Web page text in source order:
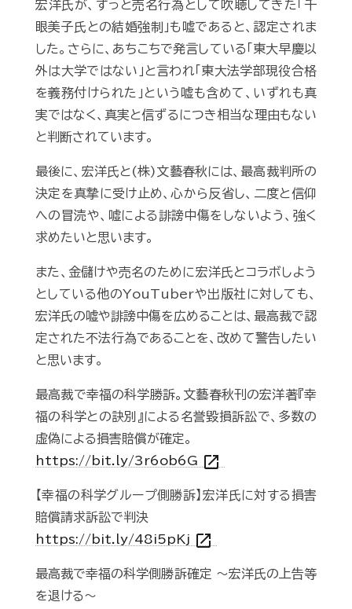
宏洋氏が、ずっと売名行為として吹聴してきた「千
眼美子氏との結婚強制」も嘘であると、認定されま
した。さらに、あちこちで発言している「東大早慶以
外は大学ではない」と言われ「東大法学部現役合格
を義務付けられた」という嘘も含めて、いずれも真
実ではなく、真実と信ずるにつき相当な理由もない
と判断されています。
最後に、宏洋氏と(株)文藝春秋には、最高裁判所の
決定を真摯に受け止め、心から反省し、二度と信仰
への冒涜や、嘘による誹謗中傷をしないよう、強く
求めたいと思います。
また、金儲けや売名のために宏洋氏とコラボしよう
としている他のYouTuberや出版社に対しても、
宏洋氏の嘘や誹謗中傷を広めることは、最高裁で認
定された不法行為であることを、改めて警告したい
と思います。
最高裁で幸福の科学勝訴。文藝春秋刊の宏洋著『幸
福の科学との訣別』による名誉毀損訴訟で、多数の
虚偽による損害賠償が確定。
https://bit.ly/3r6ob6G open_in_new
【幸福の科学グループ側勝訴】宏洋氏に対する損害
賠償請求訴訟で判決
https://bit.ly/48i5pKj open_in_new
最高裁で幸福の科学側勝訴確定 ～宏洋氏の上告等
を退ける～